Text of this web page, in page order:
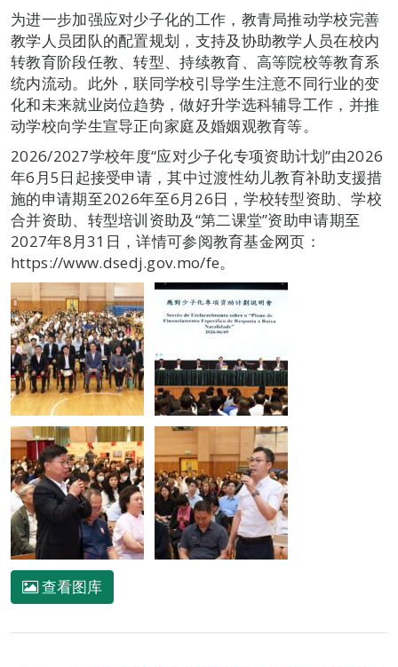
为进一步加强应对少子化的工作，教青局推动学校完善
教学人员团队的配置规划，支持及协助教学人员在校内
转教育阶段任教、转型、持续教育、高等院校等教育系
统内流动。此外，联同学校引导学生注意不同行业的变
化和未来就业岗位趋势，做好升学选科辅导工作，并推
动学校向学生宣导正向家庭及婚姻观教育等。
2026/2027学校年度“应对少子化专项资助计划”由2026
年6月5日起接受申请，其中过渡性幼儿教育补助支援措
施的申请期至2026年至6月26日，学校转型资助、学校
合并资助、转型培训资助及“第二课堂”资助申请期至
2027年8月31日，详情可参阅教育基金网页：
https://www.dsedj.gov.mo/fe。
查看图库